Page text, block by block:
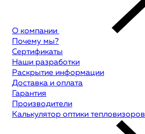
О компании
Почему мы?
Сертификаты
Наши разработки
Раскрытие информации
Доставка и оплата
Гарантия
Производители
Калькулятор оптики тепловизоров